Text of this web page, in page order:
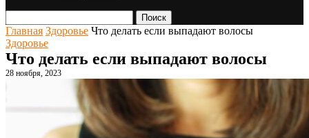
Поиск
Главная Здоровье Что делать если выпадают волосы
Здоровье
Что делать если выпадают волосы
28 ноября, 2023